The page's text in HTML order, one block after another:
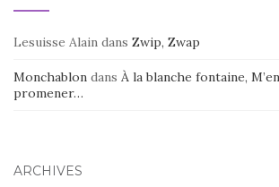
Lesuisse Alain dans Zwip, Zwap
Monchablon dans À la blanche fontaine,
promener…
ARCHIVES